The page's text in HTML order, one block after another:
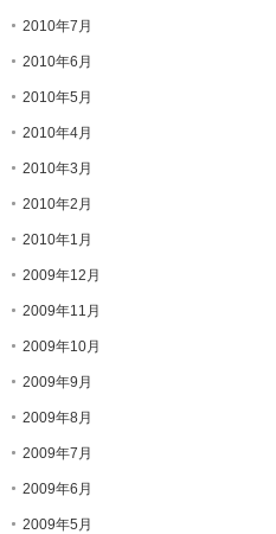
2010年7月
2010年6月
2010年5月
2010年4月
2010年3月
2010年2月
2010年1月
2009年12月
2009年11月
2009年10月
2009年9月
2009年8月
2009年7月
2009年6月
2009年5月